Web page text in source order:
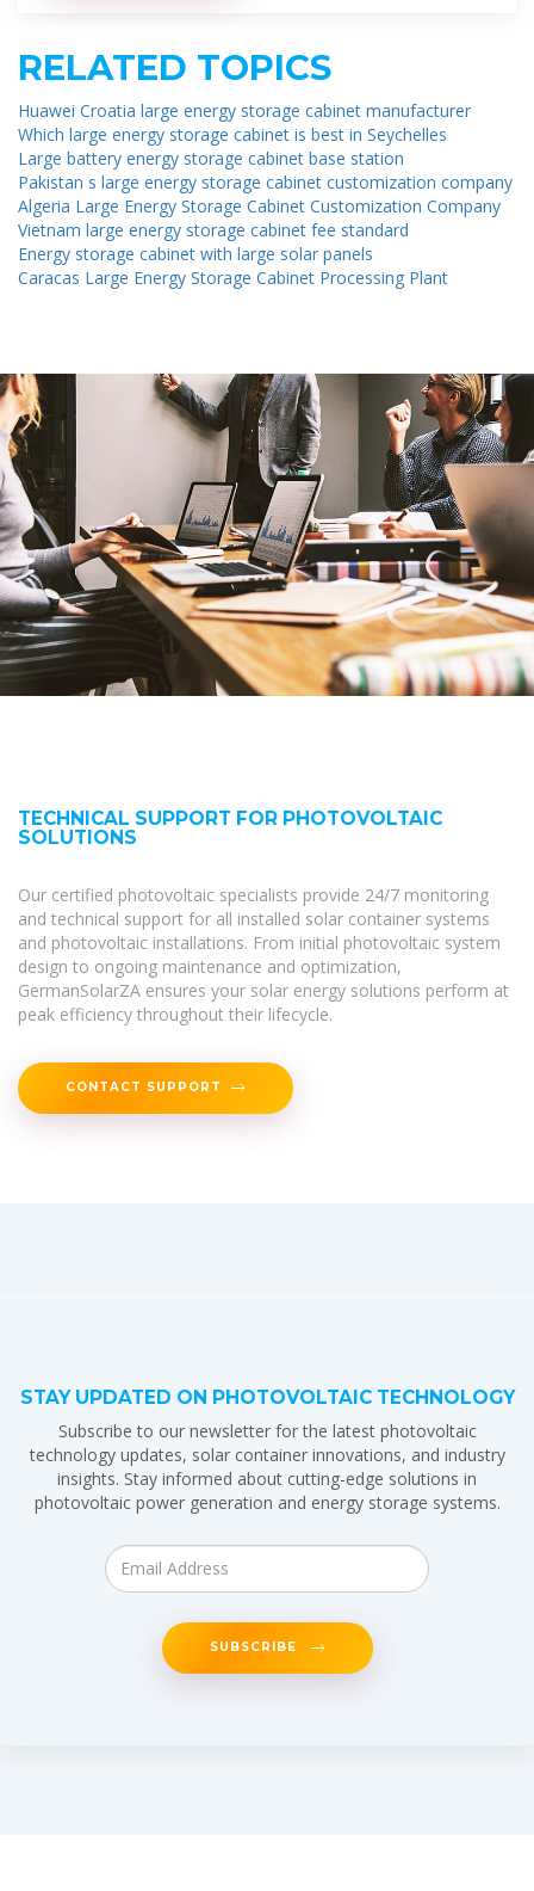
RELATED TOPICS
Huawei Croatia large energy storage cabinet manufacturer
Which large energy storage cabinet is best in Seychelles
Large battery energy storage cabinet base station
Pakistan s large energy storage cabinet customization company
Algeria Large Energy Storage Cabinet Customization Company
Vietnam large energy storage cabinet fee standard
Energy storage cabinet with large solar panels
Caracas Large Energy Storage Cabinet Processing Plant
TECHNICAL SUPPORT FOR PHOTOVOLTAIC
SOLUTIONS
Our certified photovoltaic specialists provide 24/7 monitoring
and technical support for all installed solar container systems
and photovoltaic installations. From initial photovoltaic system
design to ongoing maintenance and optimization,
GermanSolarZA ensures your solar energy solutions perform at
peak efficiency throughout their lifecycle.
CONTACT SUPPORT
STAY UPDATED ON PHOTOVOLTAIC TECHNOLOGY
Subscribe to our newsletter for the latest photovoltaic
technology updates, solar container innovations, and industry
insights. Stay informed about cutting-edge solutions in
photovoltaic power generation and energy storage systems.
SUBSCRIBE